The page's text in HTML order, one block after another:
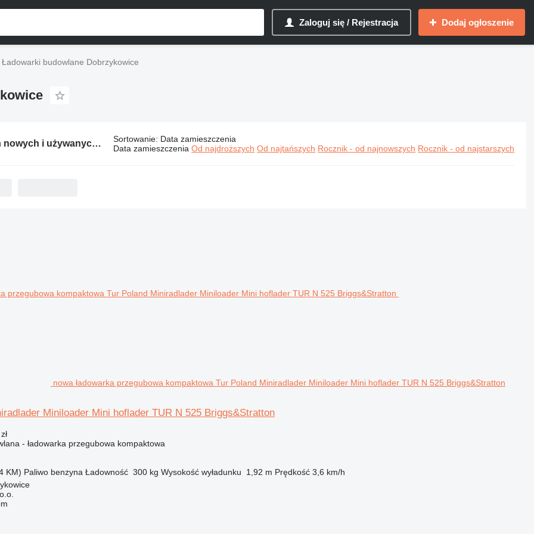
Zaloguj się / Rejestracja Dodaj ogłoszenie
Ładowarki budowlane Dobrzykowice
10 ogłoszeń nowych i używanych maszyn: Ładowarki budowlane Dobrzykowice
Sortowanie: Data zamieszczenia
Data zamieszczenia Od najdroższych Od najtańszych Rocznik - od najnowszych Rocznik - od najstarszych
nowa ładowarka przegubowa kompaktowa Tur Poland Miniradlader Miniloader Mini hoflader TUR N 525 Briggs&Stratton
Miniloader Mini hoflader TUR N 525 Briggs&Stratton
- ładowarka przegubowa kompaktowa
KM) Paliwo benzyna Ładowność 300 kg Wysokość wyładunku 1,92 m Prędkość 3,6 km/h